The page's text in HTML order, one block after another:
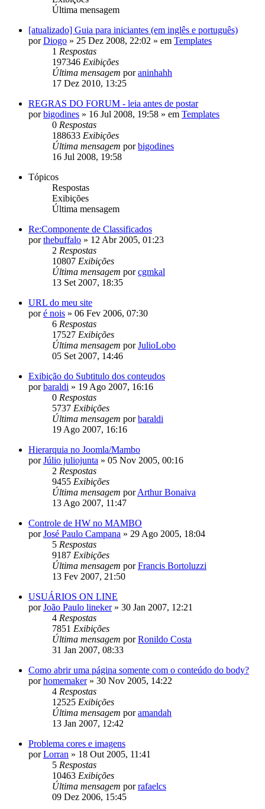
Última mensagem
[atualizado] Guia para iniciantes (em inglês e português)
porDiogo » 25 Dez 2008, 22:02 » em Templates
1 Respostas
197346 Exibições
Última mensagem poraninhahh
17 Dez 2010, 13:25
REGRAS DO FORUM - leia antes de postar
porbigodines » 16 Jul 2008, 19:58 » em Templates
0 Respostas
188633 Exibições
Última mensagem porbigodines
16 Jul 2008, 19:58
Tópicos
Respostas
Exibições
Última mensagem
Re:Componente de Classificados
porthebuffalo » 12 Abr 2005, 01:23
2 Respostas
10807 Exibições
Última mensagem porcgmkal
13 Set 2007, 18:35
URL do meu site
poré nois » 06 Fev 2006, 07:30
6 Respostas
17527 Exibições
Última mensagem porJulioLobo
05 Set 2007, 14:46
Exibição do Subtitulo dos conteudos
porbaraldi » 19 Ago 2007, 16:16
0 Respostas
5737 Exibições
Última mensagem porbaraldi
19 Ago 2007, 16:16
Hierarquia no Joomla/Mambo
porJúlio juliojunta » 05 Nov 2005, 00:16
2 Respostas
9455 Exibições
Última mensagem porArthur Bonaiva
13 Ago 2007, 11:47
Controle de HW no MAMBO
porJosé Paulo Campana » 29 Ago 2005, 18:04
5 Respostas
9187 Exibições
Última mensagem porFrancis Bortoluzzi
13 Fev 2007, 21:50
USUÁRIOS ON LINE
porJoão Paulo lineker» 30 Jan 2007, 12:21
4 Respostas
7851 Exibições
Última mensagem porRonildo Costa
31 Jan 2007, 08:33
Como abrir uma página somente com o conteúdo do body?
porhomemaker» 30 Nov 2005, 14:22
4 Respostas
12525 Exibições
Última mensagem poramandah
13 Jan 2007, 12:42
Problema cores e imagens
porLorran » 18 Out 2005, 11:41
5 Respostas
10463 Exibições
Última mensagem porrafaelcs
09 Dez 2006, 15:45